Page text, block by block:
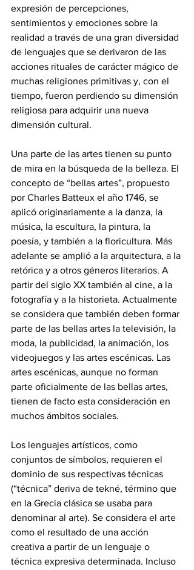
expresión de percepciones,
sentimientos y emociones sobre la
realidad a través de una gran diversidad
de lenguajes que se derivaron de las
acciones rituales de carácter mágico de
muchas religiones primitivas y, con el
tiempo, fueron perdiendo su dimensión
religiosa para adquirir una nueva
dimensión cultural.
Una parte de las artes tienen su punto
de mira en la búsqueda de la belleza. El
concepto de “bellas artes”, propuesto
por Charles Batteux el año 1746, se
aplicó originariamente a la danza, la
música, la escultura, la pintura, la
poesía, y también a la floricultura. Más
adelante se amplió a la arquitectura, a la
retórica y a otros géneros literarios. A
partir del siglo XX también al cine, a la
fotografía y a la historieta. Actualmente
se considera que también deben formar
parte de las bellas artes la televisión, la
moda, la publicidad, la animación, los
videojuegos y las artes escénicas. Las
artes escénicas, aunque no forman
parte oficialmente de las bellas artes,
tienen de facto esta consideración en
muchos ámbitos sociales.
Los lenguajes artísticos, como
conjuntos de símbolos, requieren el
dominio de sus respectivas técnicas
(“técnica” deriva de tekné, término que
en la Grecia clásica se usaba para
denominar al arte). Se considera el arte
como el resultado de una acción
creativa a partir de un lenguaje o
técnica expresiva determinada. Incluso